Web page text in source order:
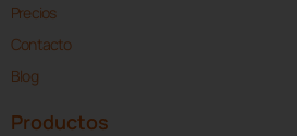
Precios
Contacto
Blog
Productos